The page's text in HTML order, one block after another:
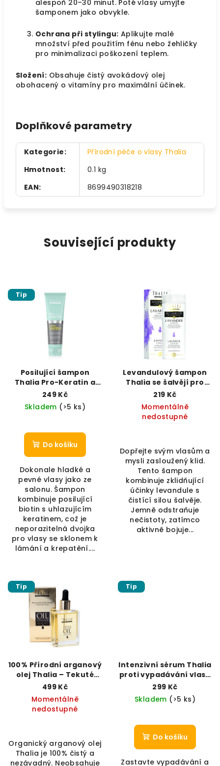
alespoň 20–30 minut. Poté vlasy umyjte
šamponem jako obvykle.
Ochrana při stylingu: Aplikujte malé
množství před použitím fénu nebo žehličky
pro minimalizaci poškození teplem.
Složení: Obsahuje čistý avokádový olej
obohacený o vitamíny pro maximální účinek.
Doplňkové parametry
Kategorie:
Přírodní péče o vlasy Thalia
Hmotnost:
0.1 kg
EAN: 8699490318218
Související produkty
Tip
Posilující šampon
Thalia Pro-Keratin a
Biotin (300 ml)
249 Kč
Skladem (>5 ks)
Do košíku
Dokonale hladké a
pevné vlasy jako ze
salonu. Šampon
kombinuje posilující
biotin s uhlazujícím
keratinem, což je
neporazitelná dvojka
pro vlasy se sklonem k
lámání a krepatění....
Levandulový šampon
Thalia se šalvějí pro
zklidnění pokožky (300
ml)
219 Kč
Momentálně
nedostupné
Dopřejte svým vlasům a
mysli zasloužený klid.
Tento šampon
kombinuje zklidňující
účinky levandule s
čistící silou šalvěje.
Jemně odstraňuje
nečistoty, zatímco
aktivně bojuje...
Tip
100% Přírodní arganový
olej Thalia – Tekuté
zlato z Maroka
499 Kč
Momentálně
nedostupné
Organický arganový olej
Thalia je 100% čistý a
nezávadný. Neobsahuje
Tip
Intenzivní sérum Thalia
proti vypadávání vlasů
(100 ml)
299 Kč
Skladem (>5 ks)
Do košíku
Zastavte vypadávání a